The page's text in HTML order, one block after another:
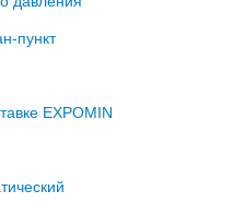
пункт
EXPOMIN